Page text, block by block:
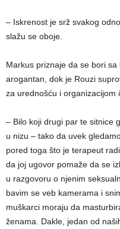
– Iskrenost je srž svakog
slažu se oboje.
Markus priznaje da se bori
arogantan, dok je Rouzi
za urednošću i organizacijom
– Bilo koji drugi par te sitnice
u nizu – tako da uvek
pored toga što je terapeut
da joj ugovor pomaže da se
u razgovoru o njenim
bavim se veb kamerama i
muškarci moraju da
ženama. Dakle, jedan od